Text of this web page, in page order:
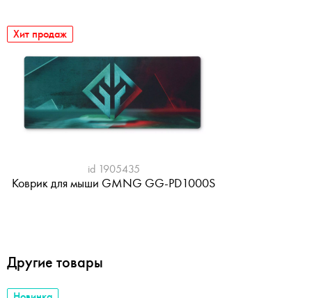
Хит продаж
id 1905435
Коврик для мыши GMNG GG-PD1000S
Другие товары